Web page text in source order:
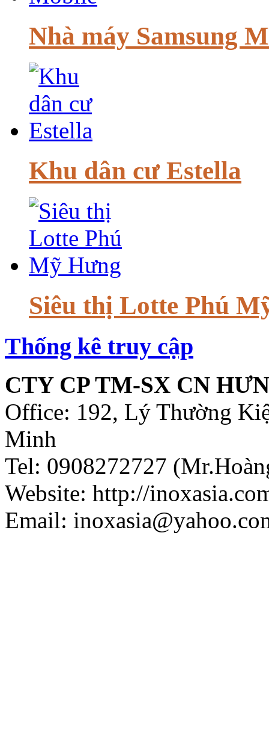
Nhà máy Samsung
Khu dân cư Estella
Siêu thị Lotte Phú
Thống kê truy cập
CTY CP TM-SX CN
Office: 192, Lý Thường
Minh
Tel: 0908272727
Website: http://
Email: